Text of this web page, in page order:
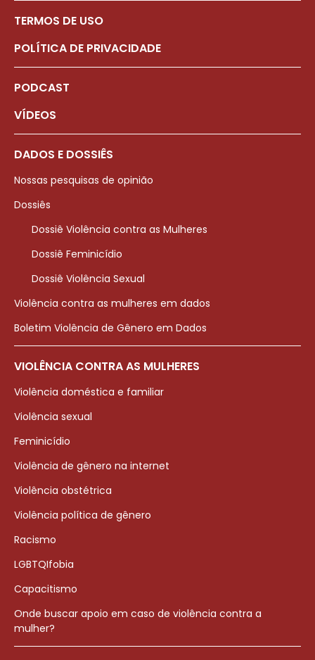
TERMOS DE USO
POLÍTICA DE PRIVACIDADE
PODCAST
VÍDEOS
DADOS E DOSSIÊS
Nossas pesquisas de opinião
Dossiês
Dossiê Violência contra as Mulheres
Dossiê Feminicídio
Dossiê Violência Sexual
Violência contra as mulheres em dados
Boletim Violência de Gênero em Dados
VIOLÊNCIA CONTRA AS MULHERES
Violência doméstica e familiar
Violência sexual
Feminicídio
Violência de gênero na internet
Violência obstétrica
Violência política de gênero
Racismo
LGBTQIfobia
Capacitismo
Onde buscar apoio em caso de violência contra a
mulher?